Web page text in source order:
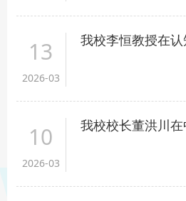
13
2026-03
我校李恒教授在认知科学顶级
10
2026-03
我校校长董洪川在中国社科报发文《加强